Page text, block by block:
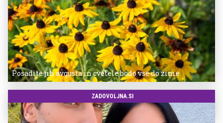
Posadite jih avgusta in cvetele bodo vse do zime
ZADOVOLJNA.SI